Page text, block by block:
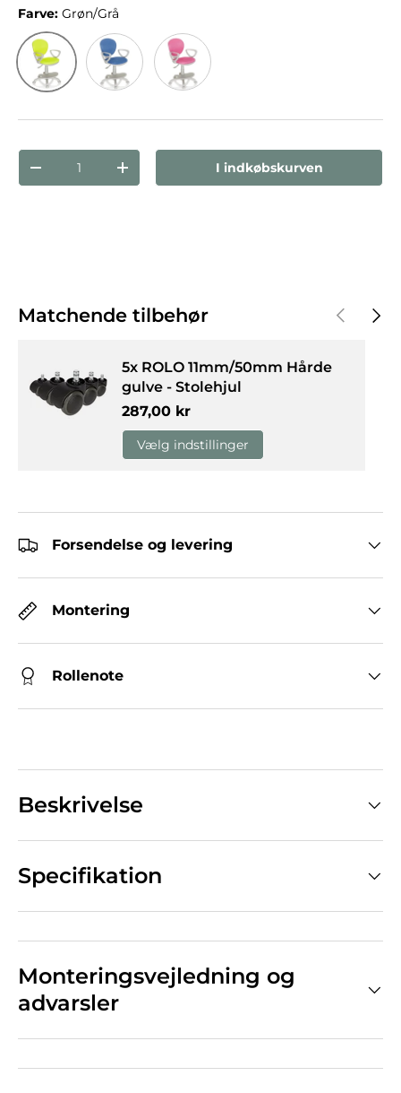
Farve: Grøn/Grå
Grøn/Grå
Antal
Reducer mængdenForøg mængdenI indkøbskurven
Matchende tilbehør Forrige
5x ROLO 11mm/50mm Hårde
gulve - Stolehjul
Normalpris
287,00 kr
Vælg indstillinger
Forsendelse og levering
Montering
Rollenote
Beskrivelse
Specifikation
Monteringsvejledning og
advarsler